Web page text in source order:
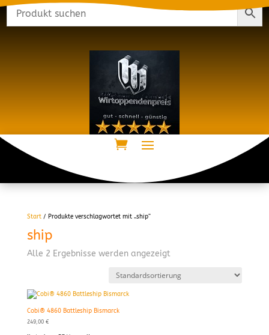
Start/ Produkte verschlagwortet mit „ship“
ship
Alle 2 Ergebnisse werden angezeigt
Cobi® 4860 Battleship Bismarck
249,00 €